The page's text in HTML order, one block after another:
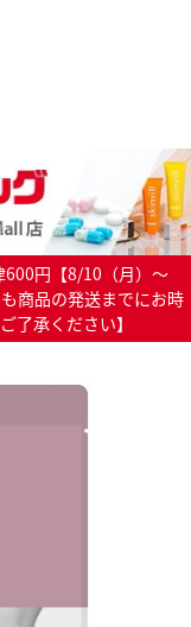
円【8/10（月）～
商品の発送までにお時
了承ください】